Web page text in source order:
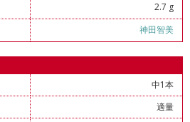
2.7 g
神田智美
中1本
適量